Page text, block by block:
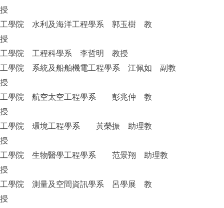
授
工學院 水利及海洋工程學系 郭玉樹 教
授
工學院 工程科學系 李哲明 教授
工學院 系統及船舶機電工程學系 江佩如 副教
授
工學院 航空太空工程學系 彭兆仲 教
授
工學院 環境工程學系 黃榮振 助理教
授
工學院 生物醫學工程學系 范景翔 助理教
授
工學院 測量及空間資訊學系 呂學展 教
授